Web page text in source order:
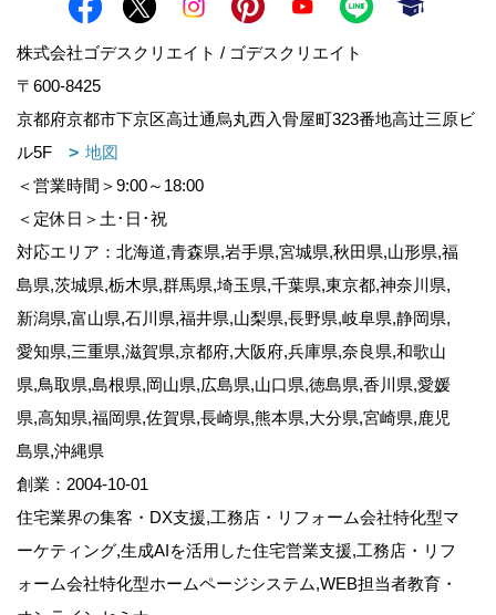
株式会社ゴデスクリエイト / ゴデスクリエイト
〒600-8425
京都府京都市下京区高辻通烏丸西入骨屋町323番地高辻三原ビ
ル5F
地図
＜営業時間＞9:00～18:00
＜定休日＞土･日･祝
対応エリア：北海道,青森県,岩手県,宮城県,秋田県,山形県,福
島県,茨城県,栃木県,群馬県,埼玉県,千葉県,東京都,神奈川県,
新潟県,富山県,石川県,福井県,山梨県,長野県,岐阜県,静岡県,
愛知県,三重県,滋賀県,京都府,大阪府,兵庫県,奈良県,和歌山
県,鳥取県,島根県,岡山県,広島県,山口県,徳島県,香川県,愛媛
県,高知県,福岡県,佐賀県,長崎県,熊本県,大分県,宮崎県,鹿児
島県,沖縄県
創業：2004-10-01
住宅業界の集客・DX支援,工務店・リフォーム会社特化型マ
ーケティング,生成AIを活用した住宅営業支援,工務店・リフ
ォーム会社特化型ホームページシステム,WEB担当者教育・